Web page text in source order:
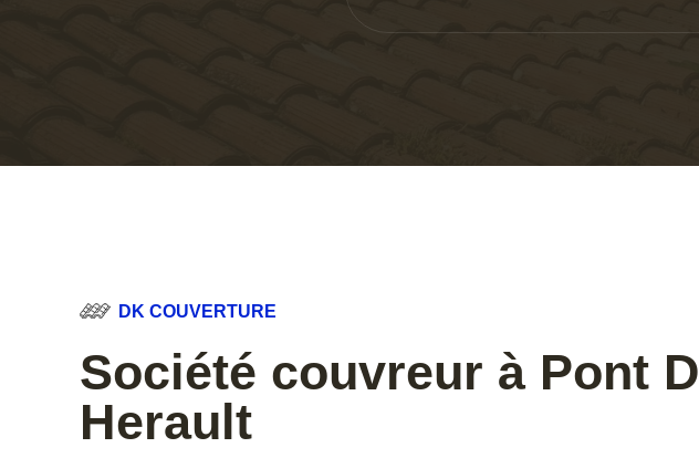
DK COUVERTURE
Société couvreur à Pont D
Herault